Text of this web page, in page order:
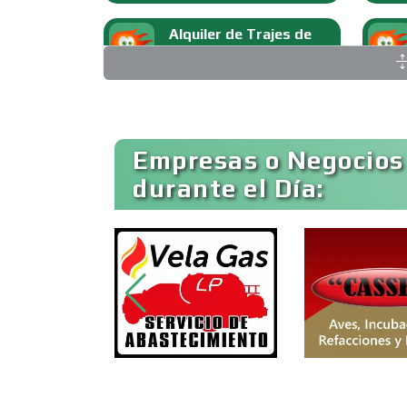
Alquiler de Trajes de
Animadores de Eventos
Artes Gráficas
Artículos de Piel
Empresas o
durante el Día: